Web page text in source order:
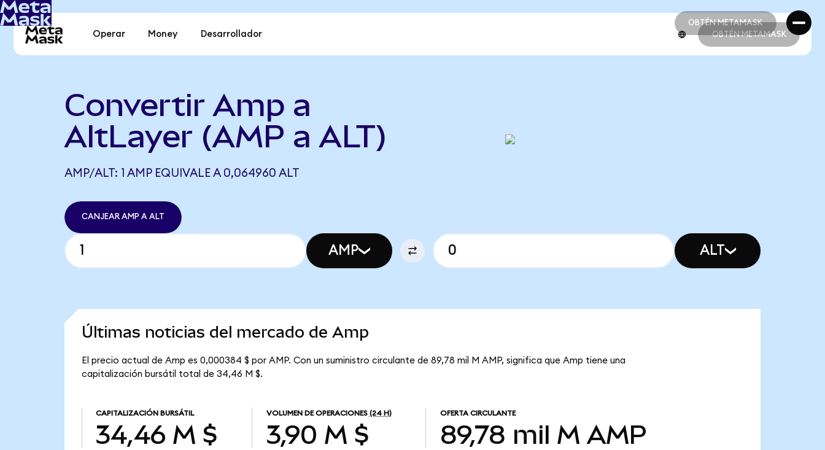
OBTÉN METAMASK
OBTÉN METAMASK
Operar Money Desarrollador OBTÉN METAMASK
Convertir Amp a
AltLayer (AMP a ALT)
AMP/ALT: 1 AMP EQUIVALE A 0,064960 ALT
CANJEAR AMP A ALT
AMP ALT
Últimas noticias del mercado de Amp
El precio actual de Amp es 0,000384 $ por AMP. Con un suministro circulante de 89,78 mil M AMP, significa que Amp tiene una
capitalización bursátil total de 34,46 M $.
CAPITALIZACIÓN BURSÁTIL
34,46 M $
VOLUMEN DE OPERACIONES (24 H)
3,90 M $
OFERTA CIRCULANTE
89,78 mil M AMP